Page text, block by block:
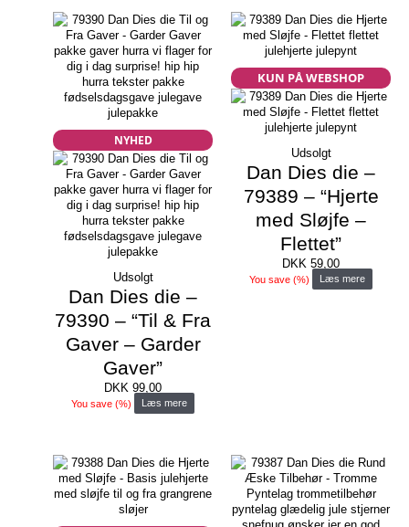
NYHED
Udsolgt
Dan Dies die –
79390 – “Til & Fra
Gaver – Garder
Gaver”
DKK 99,00
You save(%) Læs mere
KUN PÅ WEBSHOP
Udsolgt
Dan Dies die –
79389 – “Hjerte
med Sløjfe –
Flettet”
DKK 59,00
You save (%) Læs mere